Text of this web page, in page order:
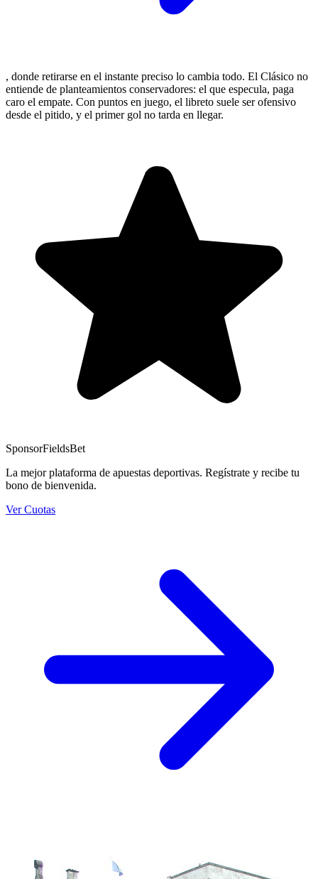
, donde retirarse en el instante preciso lo cambia todo. El Clásico no
entiende de planteamientos conservadores: el que especula, paga
caro el empate. Con puntos en juego, el libreto suele ser ofensivo
desde el pitido, y el primer gol no tarda en llegar.
SponsorFieldsBet
La mejor plataforma de apuestas deportivas. Regístrate y recibe tu
bono de bienvenida.
Ver Cuotas